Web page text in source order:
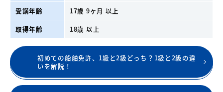
受講年齢
17歳 9ヶ月 以上
取得年齢
18歳 以上
初めての船舶免許、1級と2級どっち？1級と2級の違
いを解説！